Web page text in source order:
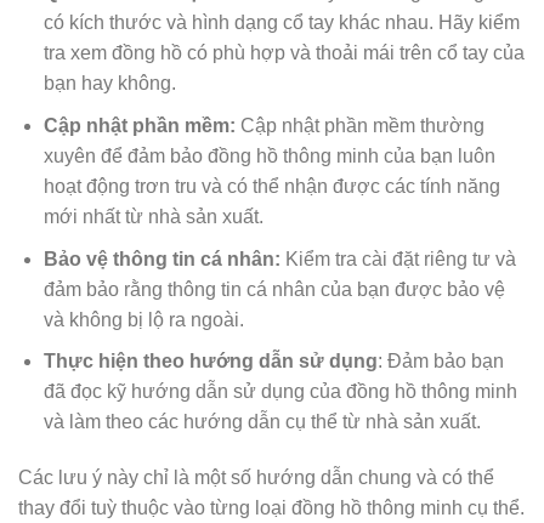
có kích thước và hình dạng cổ tay khác nhau. Hãy kiểm
tra xem đồng hồ có phù hợp và thoải mái trên cổ tay của
bạn hay không.
Cập nhật phần mềm: Cập nhật phần mềm thường
xuyên để đảm bảo đồng hồ thông minh của bạn luôn
hoạt động trơn tru và có thể nhận được các tính năng
mới nhất từ nhà sản xuất.
Bảo vệ thông tin cá nhân: Kiểm tra cài đặt riêng tư và
đảm bảo rằng thông tin cá nhân của bạn được bảo vệ
và không bị lộ ra ngoài.
Thực hiện theo hướng dẫn sử dụng: Đảm bảo bạn
đã đọc kỹ hướng dẫn sử dụng của đồng hồ thông minh
và làm theo các hướng dẫn cụ thể từ nhà sản xuất.
Các lưu ý này chỉ là một số hướng dẫn chung và có thể
thay đổi tuỳ thuộc vào từng loại đồng hồ thông minh cụ thể.